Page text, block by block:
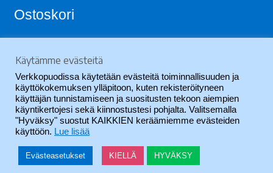
Ostoskori
Ostoskori on tyhjä.
Käytämme evästeitä
Verkkopuodissa käytetään evästeitä toiminnallisuuden ja
käyttökokemuksen ylläpitoon, kuten rekisteröityneen
käyttäjän tunnistamiseen ja suositusten tekoon aiempien
käyntikertojesi sekä kiinnostustesi pohjalta. Valitsemalla
"Hyväksy" suostut KAIKKIEN keräämiemme evästeiden
käyttöön. Lue lisää
Evästeasetukset KIELLÄ HYVÄKSY